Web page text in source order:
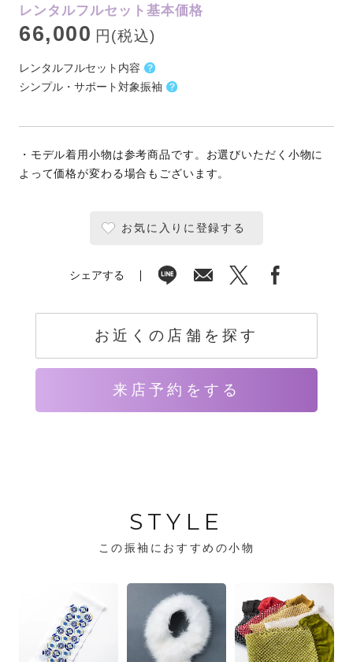
レンタルフルセット基本価格
66,000 円(税込)
レンタルフルセット内容
シンプル・サポート対象振袖
・モデル着用小物は参考商品です。お選びいただく小物に
よって価格が変わる場合もございます。
お気に入りに登録する
シェアする
お近くの店舗を探す
来店予約をする
STYLE
この振袖におすすめの小物